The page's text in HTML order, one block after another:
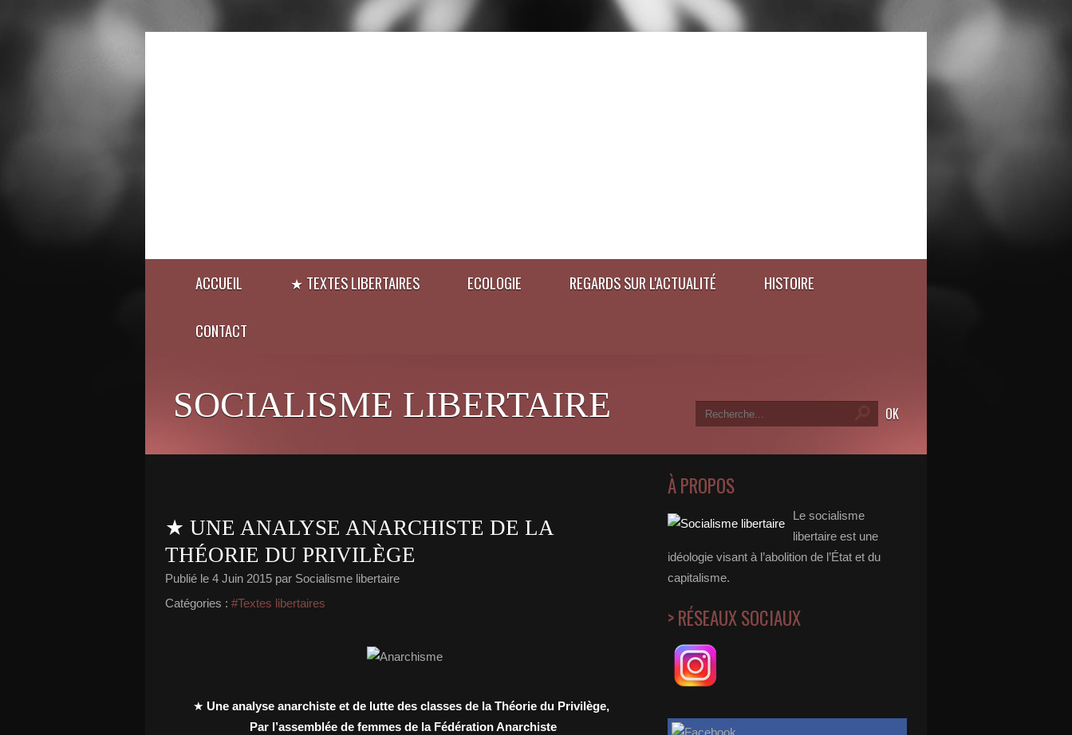
ACCUEIL ★ TEXTES LIBERTAIRES ECOLOGIE REGARDS SUR L'ACTUALITÉ HISTOIRE
CONTACT
SOCIALISME LIBERTAIRE
★ UNE ANALYSE ANARCHISTE DE LA
THÉORIE DU PRIVILÈGE
Publié le 4 Juin 2015 par Socialisme libertaire
Catégories : #Textes libertaires
★ Une analyse anarchiste et de lutte des classes de la Théorie du Privilège,
Par l’assemblée de femmes de la Fédération Anarchiste
À PROPOS
Le socialisme
libertaire est une
idéologie visant à l’abolition de l’État et du
capitalisme.
> RÉSEAUX SOCIAUX